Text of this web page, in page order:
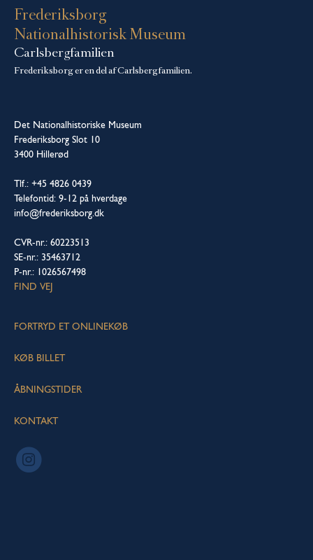
Frederiksborg
Nationalhistorisk Museum
Carlsbergfamilien
Frederiksborg er en del af Carlsbergfamilien.
Det Nationalhistoriske Museum
Frederiksborg Slot 10
3400 Hillerød
Tlf.: +45 4826 0439
Telefontid: 9-12 på hverdage
info@frederiksborg.dk
CVR-nr.: 60223513
SE-nr.: 35463712
P-nr.: 1026567498
FIND VEJ
FORTRYD ET ONLINEKØB
KØB BILLET
ÅBNINGSTIDER
KONTAKT